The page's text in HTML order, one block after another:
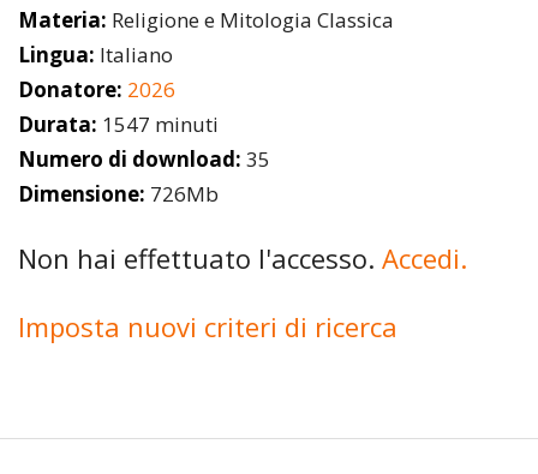
Materia: Religione e Mitologia Classica
Lingua: Italiano
Donatore: 2026
Durata: 1547 minuti
Numero di download: 35
Dimensione: 726Mb
Non hai effettuato l'accesso. Accedi.
Imposta nuovi criteri di ricerca